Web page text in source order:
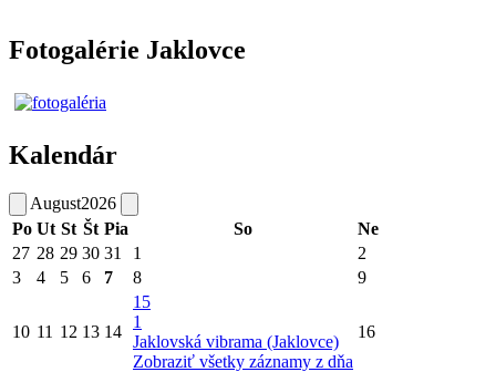
Fotogalérie Jaklovce
Kalendár
August2026
Po Ut St Št Pia So
Ne
27 28 29 30 31 1
2
3
4 5 6 7 8 9
10 11 12 13 14
15
1
Jaklovská vibrama (Jaklovce)
Zobraziť všetky záznamy z dňa
16